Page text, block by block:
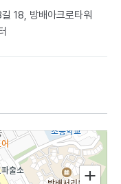
18, 방배아크로타워